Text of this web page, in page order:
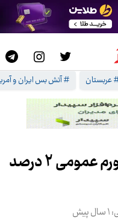
عربستان # آتش بس ایران و
تورم مسکن استیجاری از تورم عمومی ۲ درصد